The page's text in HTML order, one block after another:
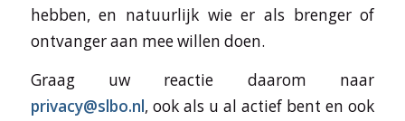
hebben, en natuurlijk wie er als brenger of
ontvanger aan mee willen doen.
Graag uw reactie daarom naar
privacy@slbo.nl, ook als u al actief bent en ook